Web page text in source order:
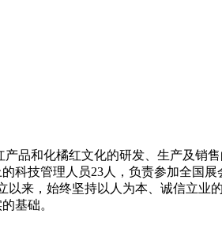
品和化橘红文化的研发、生产及销
科技管理人员23人，负责参加全国
来，始终坚持以人为本、诚信立
基础。